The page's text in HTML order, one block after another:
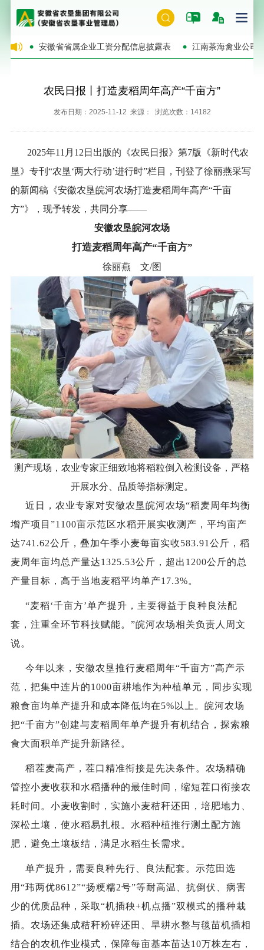
告 安徽省省属企业工资分配信息披露表 江南茶海禽业公司老
农民日报丨打造麦稻周年高产“千亩方”
发布日期：2025-11-12 来源： 浏览次数：14182
2025年11月12日出版的《农民日报》第7版《新时代农
垦》专刊“农垦‘两大行动’进行时”栏目，刊登了徐丽燕采写
的新闻稿《安徽农垦皖河农场打造麦稻周年高产“千亩
方”》，现予转发，共同分享——
安徽农垦皖河农场
打造麦稻周年高产“千亩方”
徐丽燕 文/图
测产现场，农业专家正细致地将稻粒倒入检测设备，严格
开展水分、品质等指标测定。
近日，农业专家对安徽农垦皖河农场“稻麦周年均衡
增产项目”1100亩示范区水稻开展实收测产，平均亩产
达741.62公斤，叠加午季小麦每亩实收583.91公斤，稻
麦周年亩均总产量达1325.53公斤，超出1200公斤的总
产量目标，高于当地麦稻平均单产17.3%。
“麦稻‘千亩方’单产提升，主要得益于良种良法配
套，注重全环节科技赋能。”皖河农场相关负责人周文
说。
今年以来，安徽农垦推行麦稻周年“千亩方”高产示
范，把集中连片的1000亩耕地作为种植单元，同步实现
粮食亩均单产提升和成本降低均在5%以上。皖河农场
把“千亩方”创建与麦稻周年单产提升有机结合，探索粮
食大面积单产提升新路径。
稻茬麦高产，茬口精准衔接是先决条件。农场精确
管控小麦收获和水稻播种的最佳时间，缩短茬口衔接农
耗时间。小麦收割时，实施小麦秸秆还田，培肥地力、
深松土壤，使水稻易扎根。水稻种植推行测土配方施
肥，避免土壤板结，满足水稻生长需求。
单产提升，需要良种先行、良法配套。示范田选
用“玮两优8612”“扬粳糯2号”等耐高温、抗倒伏、病害
少的优质品种，采取“机插秧+机点播”双模式的播种栽
插。农场还集成秸秆粉碎还田、旱耕水整与毯苗机插相
结合的农机作业模式，保障每亩基本苗达10万株左右，